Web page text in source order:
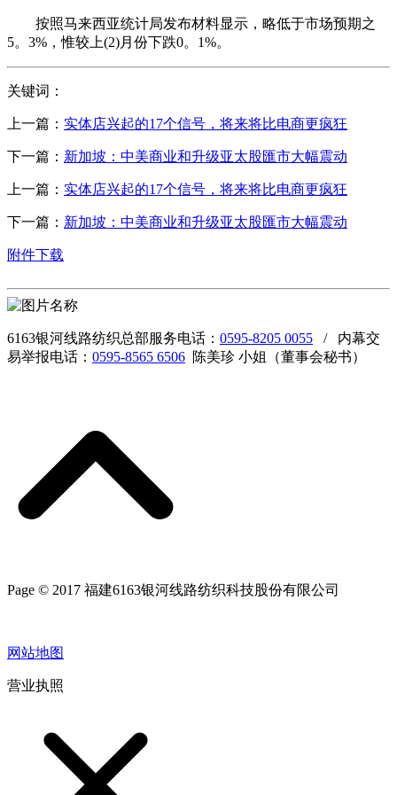
按照马来西亚统计局发布材料显示，略低于市场预期之
5。3%，惟较上(2)月份下跌0。1%。
关键词：
上一篇： 实体店兴起的17个信号，将来将比电商更疯狂
下一篇： 新加坡：中美商业和升级亚太股匯市大幅震动
上一篇： 实体店兴起的17个信号，将来将比电商更疯狂
下一篇： 新加坡：中美商业和升级亚太股匯市大幅震动
附件下载
6163银河线路纺织总部服务电话： 0595-8205 0055 / 内幕交
易举报电话： 0595-8565 6506 陈美珍 小姐（董事会秘书）
Page © 2017 福建6163银河线路纺织科技股份有限公司
网站地图
营业执照